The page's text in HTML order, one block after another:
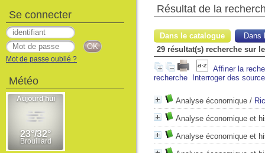
Résultat de la
Dans le catalogue
Dans
29 résultat(s) recherche sur
Affiner la
recherche
Interroger des
Analyse économique /
Analyse économique et
Analyse économique et
Se connecter
Mot de passe oublié ?
Météo